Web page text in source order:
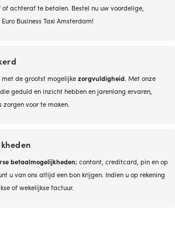
of achteraf te betalen. Bestel nu uw voordelige,
Business Taxi Amsterdam!
de grootst mogelijkezorgvuldigheid. Met onze
geduld en inzicht hebben en jarenlang ervaren,
zorgen voor te maken.
betaalmogelijkheden; contant, creditcard, pin en op
u van ons altijd een bon krijgen. Indien u op rekening
of wekelijkse factuur.